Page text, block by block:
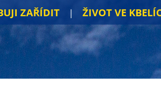
ZAŘÍDIT ŽIVOT VE